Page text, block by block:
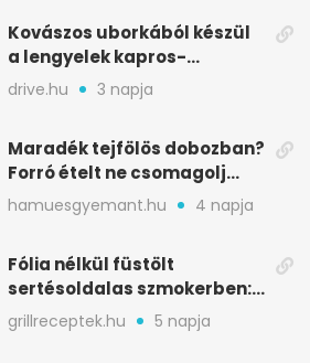
Kovászos uborkából készül
a lengyelek kapros-
savanykás levese
drive.hu 3 napja
Maradék tejfölös dobozban?
Forró ételt ne csomagolj
ilyen tégelybe
hamuesgyemant.hu 4 napja
Fólia nélkül füstölt
sertésoldalas szmokerben:
ropogós bark, 6 óra
grillreceptek.hu 5 napja